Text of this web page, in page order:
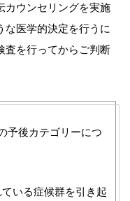
カウンセリングを実施
な医学的決定を行うに
査を行ってからご判断
予後カテゴリーにつ
いる症候群を引き起